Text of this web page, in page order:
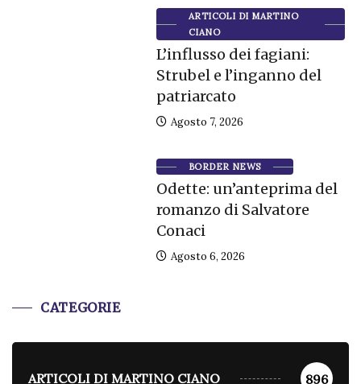
ARTICOLI DI MARTINO
CIANO
L’influsso dei fagiani:
Strubel e l’inganno del
patriarcato
Agosto 7, 2026
BORDER NEWS
Odette: un’anteprima del
romanzo di Salvatore
Conaci
Agosto 6, 2026
CATEGORIE
ARTICOLI DI MARTINO CIANO 896